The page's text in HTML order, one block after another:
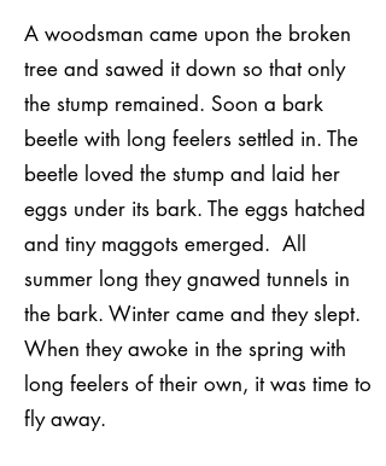
A woodsman came upon the broken
tree and sawed it down so that only
the stump remained. Soon a bark
beetle with long feelers settled in. The
beetle loved the stump and laid her
eggs under its bark. The eggs hatched
and tiny maggots emerged. All
summer long they gnawed tunnels in
the bark. Winter came and they slept.
When they awoke in the spring with
long feelers of their own, it was time to
fly away.